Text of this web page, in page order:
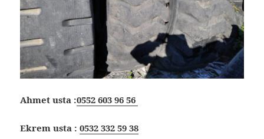
Ahmet usta :0552 603 96 56
Ekrem usta :0532 332 59 38